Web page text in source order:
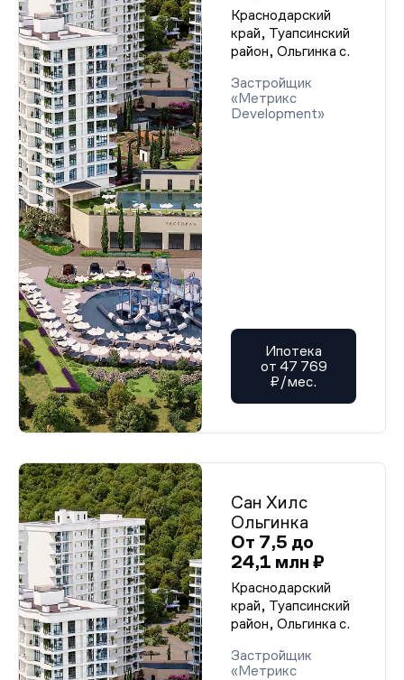
Краснодарский
край, Туапсинский
район, Ольгинка с.
Застройщик
«Метрикс
Develoрment»
Ипотека
от 47 769
₽/мес.
Сан Хилс
Ольгинка
От 7,5 до
24,1 млн ₽
Краснодарский
край, Туапсинский
район, Ольгинка с.
Застройщик
«Метрикс